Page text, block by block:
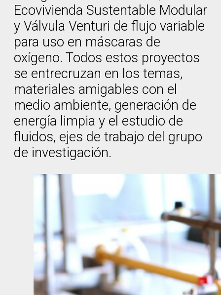
Ecovivienda Sustentable Modular
y Válvula Venturi de flujo variable
para uso en máscaras de
oxígeno. Todos estos proyectos
se entrecruzan en los temas,
materiales amigables con el
medio ambiente, generación de
energía limpia y el estudio de
fluidos, ejes de trabajo del grupo
de investigación.